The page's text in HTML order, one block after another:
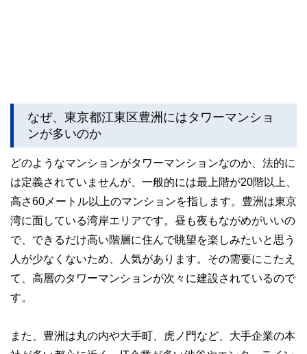
なぜ、東京都江東区豊洲にはタワーマンショ
ンが多いのか
どのようなマンションがタワーマンションなのか、法的に
は定義されていませんが、一般的には最上階が20階以上、
高さ60メートル以上のマンションを指します。豊洲は東京
湾に面している湾岸エリアです。昼も夜もながめがいいの
で、できるだけ高い階層に住んで眺望を楽しみたいと思う
人が少なくないため、人気があります。その需要にこたえ
て、高層のタワーマンションが次々に建設されているので
す。
また、豊洲は丸の内や大手町、虎ノ門など、大手企業の本